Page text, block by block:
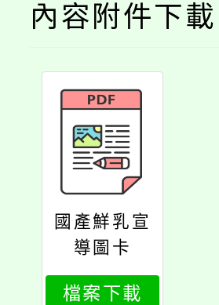
內容附件下載
國產鮮乳宣
導圖卡
檔案下載